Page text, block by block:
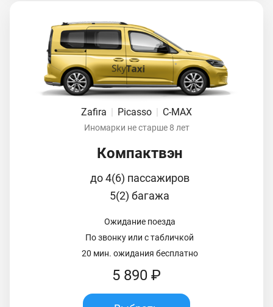
Zafira | Picasso | C-MAX
Иномарки не старше 8 лет
Компактвэн
до 4(6) пассажиров
5(2) багажа
Ожидание поезда
По звонку или с табличкой
20 мин. ожидания бесплатно
5 890 ₽